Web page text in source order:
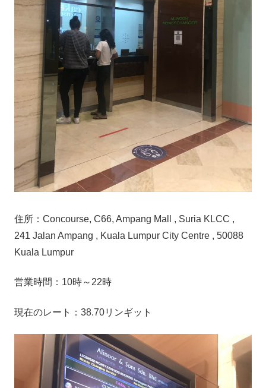
住所：Concourse, C66, Ampang Mall , Suria KLCC ,
241 Jalan Ampang , Kuala Lumpur City Centre , 50088
Kuala Lumpur
営業時間：10時～22時
現在のレート：38.70リンギット